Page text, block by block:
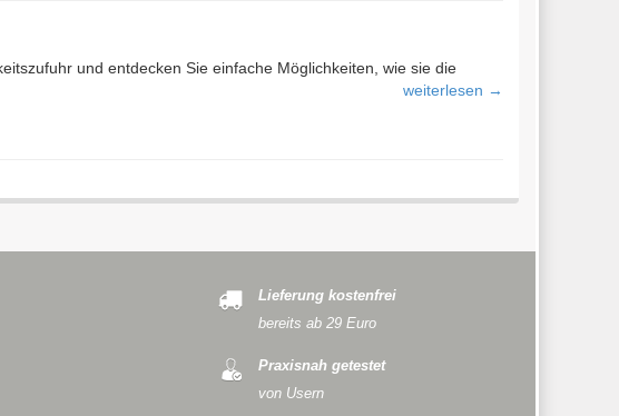
und entdecken Sie einfache Möglichkeiten, wie sie die
weiterlesen →
Lieferung kostenfrei
bereits ab 29 Euro
Praxisnah getestet
von Usern